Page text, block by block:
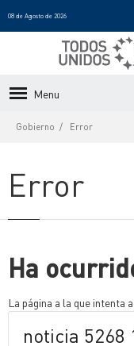
08 de Agosto de 2026
Menu
Gobierno Error
Error
Ha
La página a la que intenta